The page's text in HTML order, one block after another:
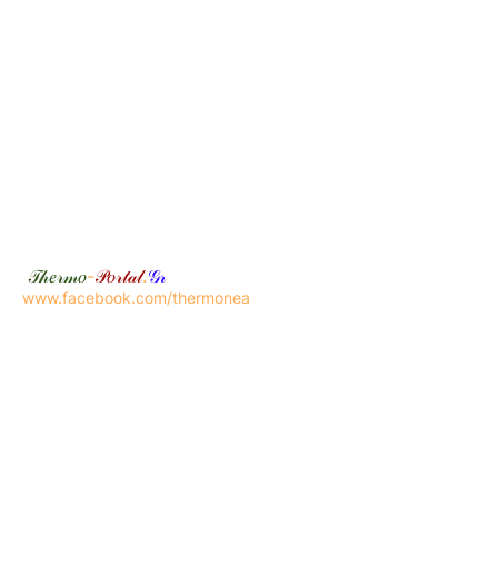
𝒯𝒽𝑒𝓇𝓂𝑜-𝒫𝑜𝓇𝓉𝒶𝓁.𝒢𝓇
www.facebook.com/thermonea